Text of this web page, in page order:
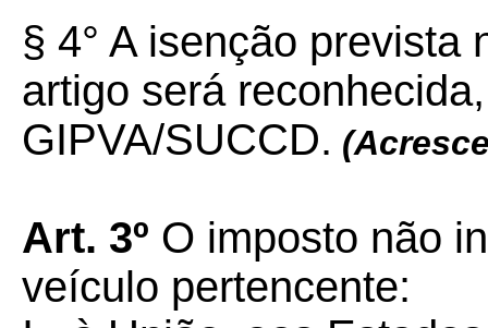
§ 4° A isenção
artigo será
GIPVA/SUCCD.
Art. 3º O imposto não
veículo pertencente: